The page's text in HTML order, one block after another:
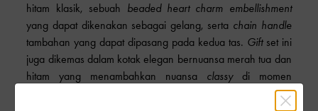
hitam klasik, sebuah beaded heart charm embellishment
yang dapat dikenakan sebagai gelang, serta chain handle
tambahan yang dapat dipasang pada kedua tas. Giftset ini
juga dikemas dalam kotak elegan bernuansa merah tua dan
hitam yang menambahkan nuansa classydi momen